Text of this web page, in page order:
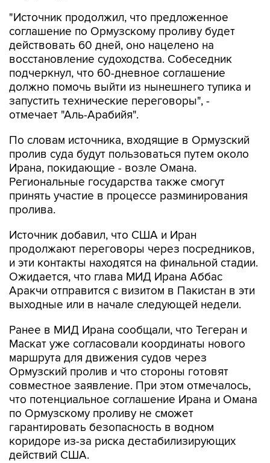
"Источник продолжил, что предложенное
соглашение по Ормузскому проливу будет
действовать 60 дней, оно нацелено на
восстановление судоходства. Собеседник
подчеркнул, что 60-дневное соглашение
должно помочь выйти из нынешнего тупика и
запустить технические переговоры", -
отмечает "Аль-Арабийя".
По словам источника, входящие в Ормузский
пролив суда будут пользоваться путем около
Ирана, покидающие - возле Омана.
Региональные государства также смогут
принять участие в процессе разминирования
пролива.
Источник добавил, что США и Иран
продолжают переговоры через посредников,
и эти контакты находятся на финальной стадии.
Ожидается, что глава МИД Ирана Аббас
Аракчи отправится с визитом в Пакистан в эти
выходные или в начале следующей недели.
Ранее в МИД Ирана сообщали, что Тегеран и
Маскат уже согласовали координаты нового
маршрута для движения судов через
Ормузский пролив и что стороны готовят
совместное заявление. При этом отмечалось,
что потенциальное соглашение Ирана и Омана
по Ормузскому проливу не сможет
гарантировать безопасность в водном
коридоре из-за риска дестабилизирующих
действий США.